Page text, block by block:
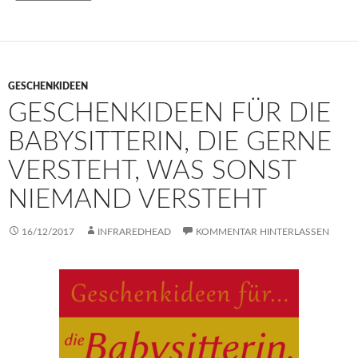
GESCHENKIDEEN
GESCHENKIDEEN FÜR DIE
BABYSITTERIN, DIE GERNE
VERSTEHT, WAS SONST
NIEMAND VERSTEHT
16/12/2017 INFRAREDHEAD KOMMENTAR HINTERLASSEN